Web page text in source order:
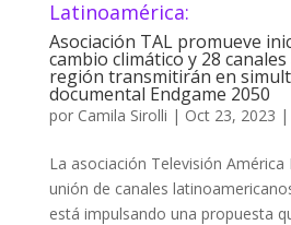
Latinoamérica:
Asociación TAL promueve
cambio climático y 28
región transmitirán en
documental Endgame 2050
por Camila Sirolli | Oct 23, 2023 |
La asociación Televisión América
unión de canales
está impulsando una propuesta